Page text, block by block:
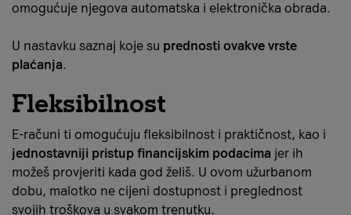
omogućuje njegova automatska i elektronička obrada.
U nastavku saznaj koje su prednosti ovakve vrste
plaćanja.
Fleksibilnost
E-računi ti omogućuju fleksibilnost i praktičnost, kao i
jednostavniji pristup financijskim podacima jer ih
možeš provjeriti kada god želiš. U ovom užurbanom
dobu, malotko ne cijeni dostupnost i preglednost
svojih troškova u svakom trenutku.